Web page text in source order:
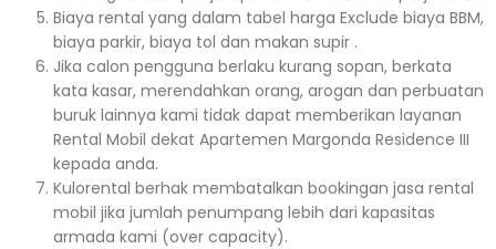
Biaya rental yang dalam tabel harga Exclude biaya BBM,
biaya parkir, biaya tol dan makan supir .
Jika calon pengguna berlaku kurang sopan, berkata
kata kasar, merendahkan orang, arogan dan perbuatan
buruk lainnya kami tidak dapat memberikan layanan
Rental Mobil dekat Apartemen Margonda Residence III
kepada anda.
Kulorental berhak membatalkan bookingan jasa rental
mobil jika jumlah penumpang lebih dari kapasitas
armada kami (over capacity).